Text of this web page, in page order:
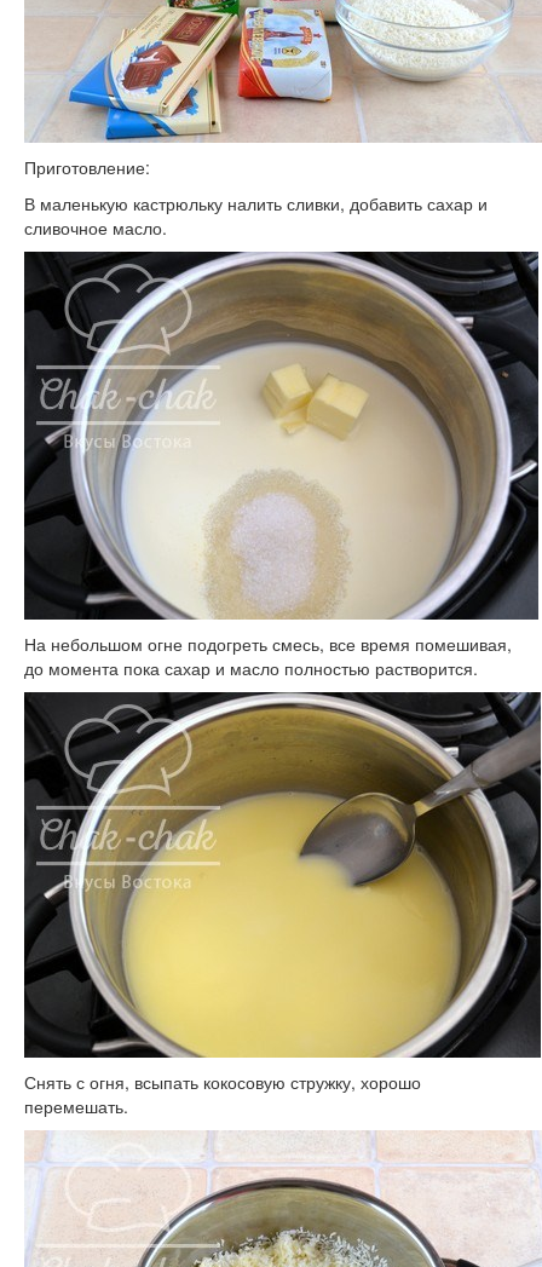
Приготовление:
В маленькую кастрюльку налить сливки, добавить сахар и
сливочное масло.
На небольшом огне подогреть смесь, все время помешивая,
до момента пока сахар и масло полностью растворится.
Снять с огня, всыпать кокосовую стружку, хорошо
перемешать.